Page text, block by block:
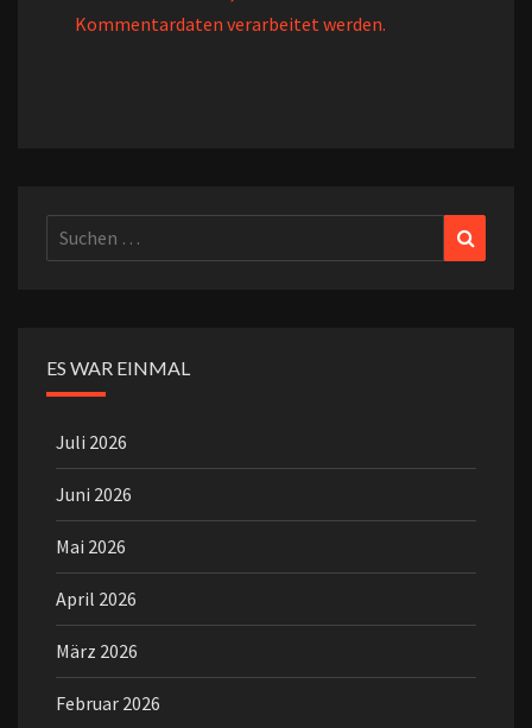
Kommentardaten verarbeitet werden.
Suchen
nach:
ES WAR EINMAL
Juli 2026
Juni 2026
Mai 2026
April 2026
März 2026
Februar 2026